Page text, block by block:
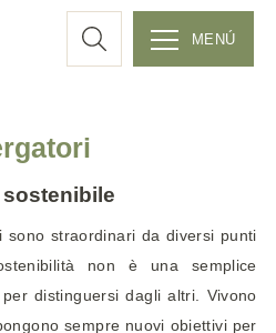
a
MENÚ
sono straordinari da diversi punti
non è una semplice
distinguersi dagli altri. Vivono
sempre nuovi obiettivi per